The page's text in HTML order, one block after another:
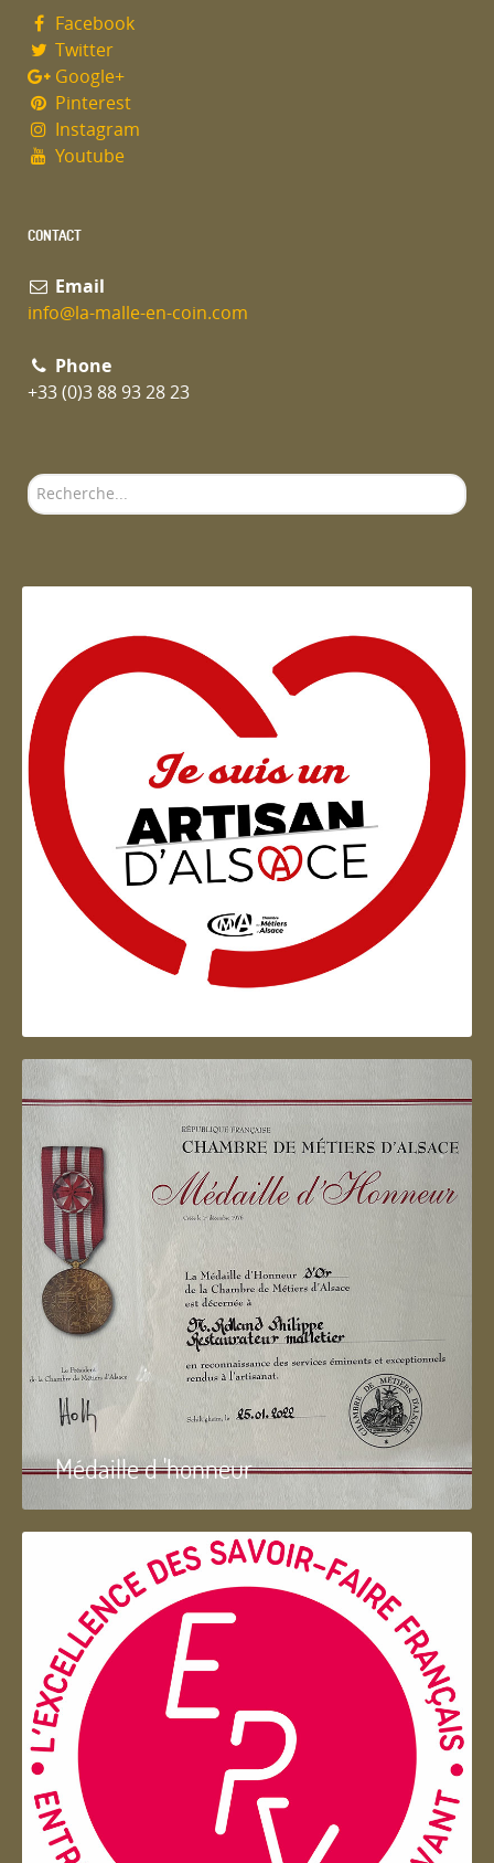
Facebook
Twitter
Google+
Pinterest
Instagram
Youtube
CONTACT
Email
info@la-malle-en-coin.com
Phone
+33 (0)3 88 93 28 23
Rechercher
Artisan d'Alsace
Médaille d 'honneur